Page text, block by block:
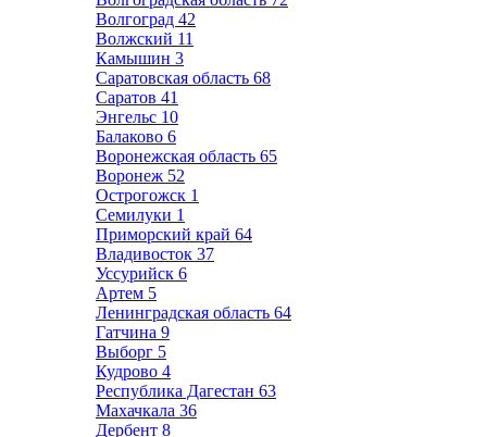
Волгоград 42
Волжский 11
Камышин 3
Саратовская область 68
Саратов 41
Энгельс 10
Балаково 6
Воронежская область 65
Воронеж 52
Острогожск 1
Семилуки 1
Приморский край 64
Владивосток 37
Уссурийск 6
Артем 5
Ленинградская область 64
Гатчина 9
Выборг 5
Кудрово 4
Республика Дагестан 63
Махачкала 36
Дербент 8